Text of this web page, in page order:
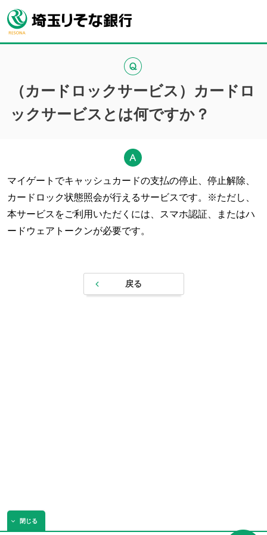
（カードロックサービス）カードロ
ックサービスとは何ですか？
マイゲートでキャッシュカードの支払の停止、停止解除、
カードロック状態照会が行えるサービスです。※ただし、
本サービスをご利用いただくには、スマホ認証、またはハ
ードウェアトークンが必要です。
戻る
閉じる